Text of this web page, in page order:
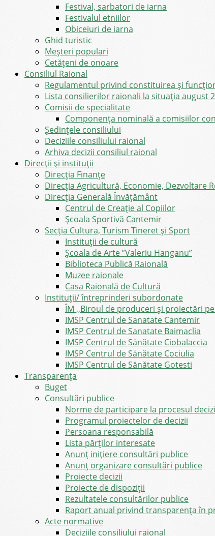
Festival, sarbatori de iarna
Festivalul etniilor
Obiceiuri de iarna
Ghid turistic
Meşteri populari
Cetățeni de onoare
Consiliul Raional
Regulamentul privind constituirea şi
Lista consilierilor raionali la situația august
Comisii de specialitate
Componența nominală a comisiilor
Şedinţele consiliului
Deciziile consiliului raional
Arhiva decizii consiliul raional
Direcții și instituții
Direcţia Finanţe
Direcția Agricultură, Economie, Dezvoltare
Direcția Generală Învățământ
Centrul de Creație al Copiilor
Școala Sportivă Cantemir
Secția Cultura, Turism Tineret și Sport
Instituții de cultură
Școala de Arte ”Valeriu Hanganu”
Biblioteca Publică Raională
Muzee raionale
Casa Raională de Cultură
Instituții/ întreprinderi subordonate
ÎM ,,Biroul de produceri și proiectări pe
IMSP Centrul de Sanatate Cantemir
IMSP Centrul de Sanatate Baimaclia
IMSP Centrul de Sănătate Ciobalaccia
IMSP Centrul de Sănătate Cociulia
IMSP Centrul de Sănătate Gotesti
Transparența
Buget
Consultări publice
Norme de participare la procesul
Programul proiectelor de decizii
Persoana responsabilă
Lista părților interesate
Anunț inițiere consultări publice
Anunț organizare consultări publice
Proiecte decizii
Proiecte de dispoziții
Rezultatele consultărilor publice
Raport anual privind transparenţa în
Acte normative
Deciziile consiliului raional